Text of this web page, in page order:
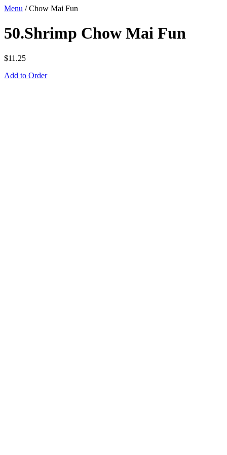
Menu /Chow Mai Fun
50.Shrimp Chow Mai Fun
$11.25
Add to Order